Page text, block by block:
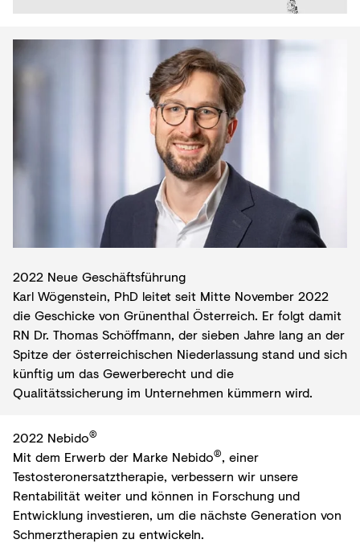
2022 Neue Geschäftsführung
Karl Wögenstein, PhD leitet seit Mitte November 2022
die Geschicke von Grünenthal Österreich. Er folgt damit
RN Dr. Thomas Schöffmann, der sieben Jahre lang an der
Spitze der österreichischen Niederlassung stand und sich
künftig um das Gewerberecht und die
Qualitätssicherung im Unternehmen kümmern wird.
2022 Nebido®
Mit dem Erwerb der Marke Nebido®, einer
Testosteronersatztherapie, verbessern wir unsere
Rentabilität weiter und können in Forschung und
Entwicklung investieren, um die nächste Generation von
Schmerztherapien zu entwickeln.